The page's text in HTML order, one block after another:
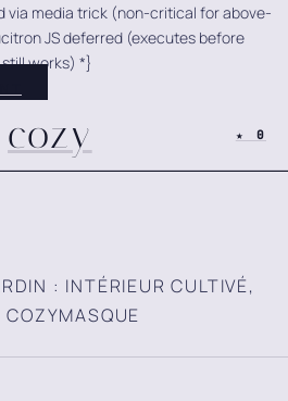
via media trick (non-critical for above-
JS deferred (executes before
works) *}
cozy ★ 0
: INTÉRIEUR CULTIVÉ,